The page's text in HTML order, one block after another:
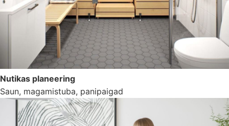
Nutikas planeering
Saun, magamistuba, panipaigad